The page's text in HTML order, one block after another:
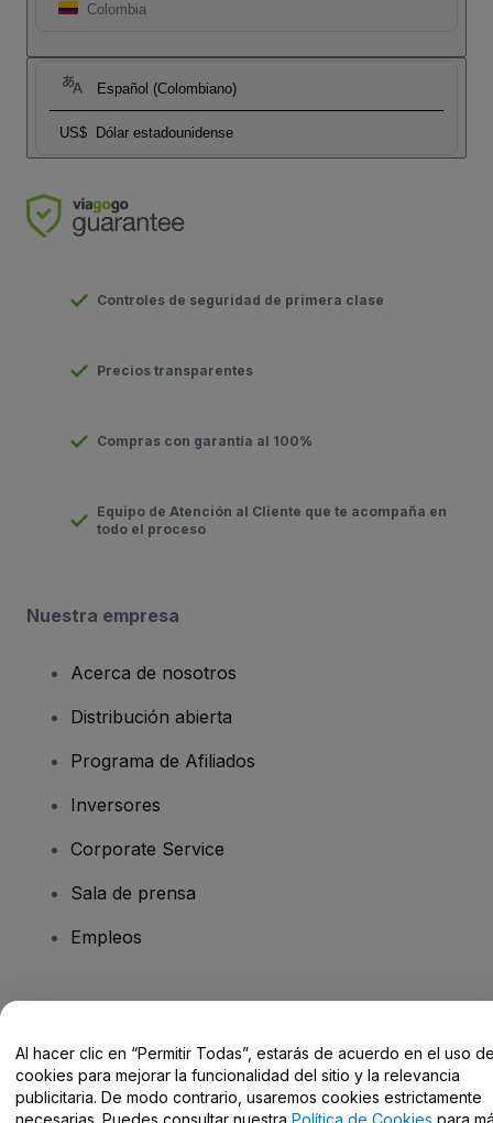
Colombia
Español (Colombiano)
US$ Dólar estadounidense
Controles de seguridad de primera clase
Precios transparentes
Compras con garantía al 100%
Equipo de Atención al Cliente que te acompaña en
todo el proceso
Nuestra empresa
Acerca de nosotros
Distribución abierta
Programa de Afiliados
Inversores
Corporate Service
Sala de prensa
Empleos
Centro de Ayuda / Contacto
Al hacer clic en “Permitir Todas”, estarás de acuerdo en el uso
cookies para mejorar la funcionalidad del sitio y la relevancia
publicitaria. De modo contrario, usaremos cookies estrictamente
necesarias. Puedes consultar nuestra Política de Cookies para